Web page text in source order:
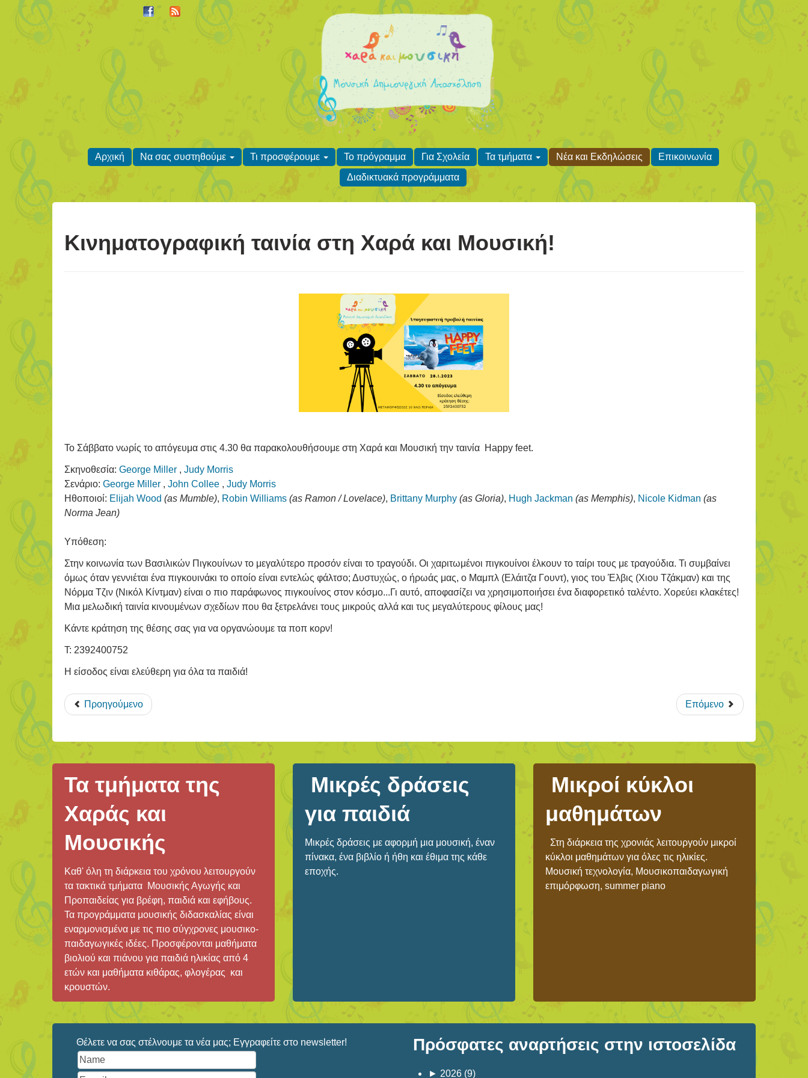
Αρχική Να σας συστηθούμε Τι προσφέρουμε Το πρόγραμμα Για Σχολεία Τα τμήματα Νέα και Εκδηλώσεις
Επικοινωνία
Διαδικτυακά προγράμματα
Κινηματογραφική ταινία στη Χαρά και Μουσική!
Το Σάββατο νωρίς το απόγευμα στις 4.30 θα παρακολουθήσουμε στη Χαρά και Μουσική την ταινία Happy feet.
Σκηνοθεσία: George Miller , Judy Morris
Σενάριο: George Miller , John Collee , Judy Morris
Ηθοποιοί: Elijah Wood (as Mumble), Robin Williams (as Ramon / Lovelace), Brittany Murphy (as Gloria), Hugh Jackman (as Memphis), Nicole Kidman (as
Norma Jean)
Υπόθεση:
Στην κοινωνία των Βασιλικών Πιγκουίνων το μεγαλύτερο προσόν είναι το τραγούδι. Οι χαριτωμένοι πιγκουίνοι έλκουν το ταίρι τους με τραγούδια. Τι συμβαίνει
όμως όταν γεννιέται ένα πιγκουινάκι το οποίο είναι εντελώς φάλτσο; Δυστυχώς, ο ήρωάς μας, ο Μαμπλ (Ελάιτζα Γουντ), γιος του Έλβις (Χιου Τζάκμαν) και της
Νόρμα Τζιν (Νικόλ Κίντμαν) είναι ο πιο παράφωνος πιγκουίνος στον κόσμο...Γι αυτό, αποφασίζει να χρησιμοποιήσει ένα διαφορετικό ταλέντο. Χορεύει κλακέτες!
Μια μελωδική ταινία κινουμένων σχεδίων που θα ξετρελάνει τους μικρούς αλλά και τυς μεγαλύτερους φίλους μας!
Κάντε κράτηση της θέσης σας για να οργανώουμε τα ποπ κορν!
Τ: 2392400752
H είσοδος είναι ελεύθερη για όλα τα παιδιά!
Προηγούμενο Επόμενο
Τα τμήματα της
Χαράς και
Μουσικής
Καθ' όλη τη διάρκεια του χρόνου λειτουργούν
τα τακτικά τμήματα Μουσικής Αγωγής και
Προπαιδείας για βρέφη, παιδιά και εφήβους.
Τα προγράμματα μουσικής διδασκαλίας είναι
εναρμονισμένα με τις πιο σύγχρονες μουσικο-
παιδαγωγικές ιδέες. Προσφέρονται μαθήματα
βιολιού και πιάνου για παιδιά ηλικίας από 4
ετών και μαθήματα κιθάρας, φλογέρας και
κρουστών.
Μικρές δράσεις
για παιδιά
Μικρές δράσεις με αφορμή μια μουσική, έναν
πίνακα, ένα βιβλίο ή ήθη και έθιμα της κάθε
εποχής.
Μικροί κύκλοι
μαθημάτων
Στη διάρκεια της χρονιάς λειτουργούν μικροί
κύκλοι μαθημάτων για όλες τις ηλικίες.
Μουσική τεχνολογία, Μουσικοπαιδαγωγική
επιμόρφωση, summer piano
Θέλετε να σας στέλνουμε τα νέα μας; Εγγραφείτε στο newsletter! Πρόσφατες αναρτήσεις στην ιστοσελίδα
► 2026 (9)